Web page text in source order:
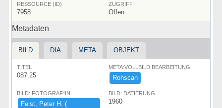
RESSOURCE (ID)
7958
ZUGRIFF
Offen
Metadaten
BILD DIA META OBJEKT
TITEL
087.25
META:VOLLBILD BEARBEITUNG
Rohscan
BILD: FOTOGRAF*IN
Feist,​ ​Peter ​H.​ ​(​
BILD: DATIERUNG
1960